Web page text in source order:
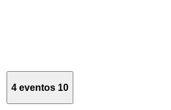
4 eventos 10